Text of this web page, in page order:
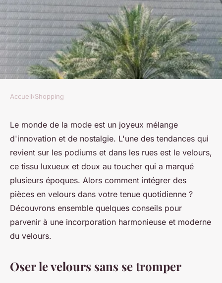
SHOPPING
Quels conseils pour intégrer
des pièces en velours dans une
tenue quotidienne?
Ambre•9 août 2024• 5 min de lecture
Accueil›Shopping
Le monde de la mode est un joyeux mélange
d'innovation et de nostalgie. L'une des tendances qui
revient sur les podiums et dans les rues est le velours,
ce tissu luxueux et doux au toucher qui a marqué
plusieurs époques. Alors comment intégrer des
pièces en velours dans votre tenue quotidienne ?
Découvrons ensemble quelques conseils pour
parvenir à une incorporation harmonieuse et moderne
du velours.
Oser le velours sans se tromper